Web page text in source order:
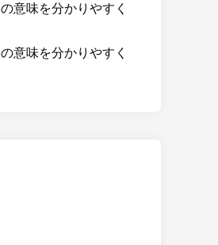
意味を分かりやすく
意味を分かりやすく